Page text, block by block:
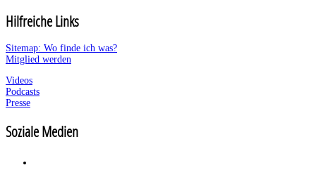
Hilfreiche Links
Sitemap: Wo finde ich was?
Mitglied werden
Videos
Podcasts
Presse
Soziale Medien